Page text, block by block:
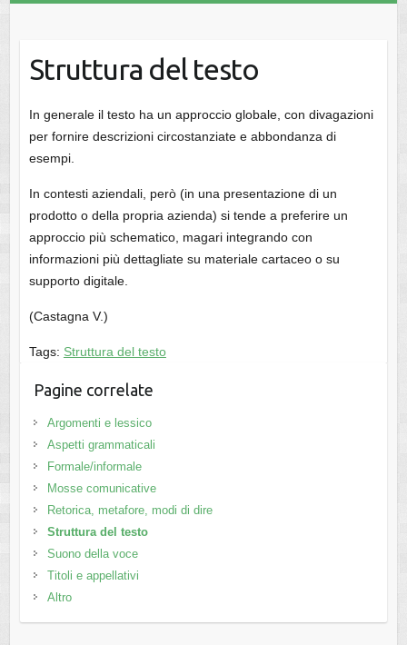
Struttura del testo
In generale il testo ha un approccio globale, con divagazioni
per fornire descrizioni circostanziate e abbondanza di
esempi.
In contesti aziendali, però (in una presentazione di un
prodotto o della propria azienda) si tende a preferire un
approccio più schematico, magari integrando con
informazioni più dettagliate su materiale cartaceo o su
supporto digitale.
(Castagna V.)
Tags: Struttura del testo
Pagine correlate
Argomenti e lessico
Aspetti grammaticali
Formale/informale
Mosse comunicative
Retorica, metafore, modi di dire
Struttura del testo
Suono della voce
Titoli e appellativi
Altro